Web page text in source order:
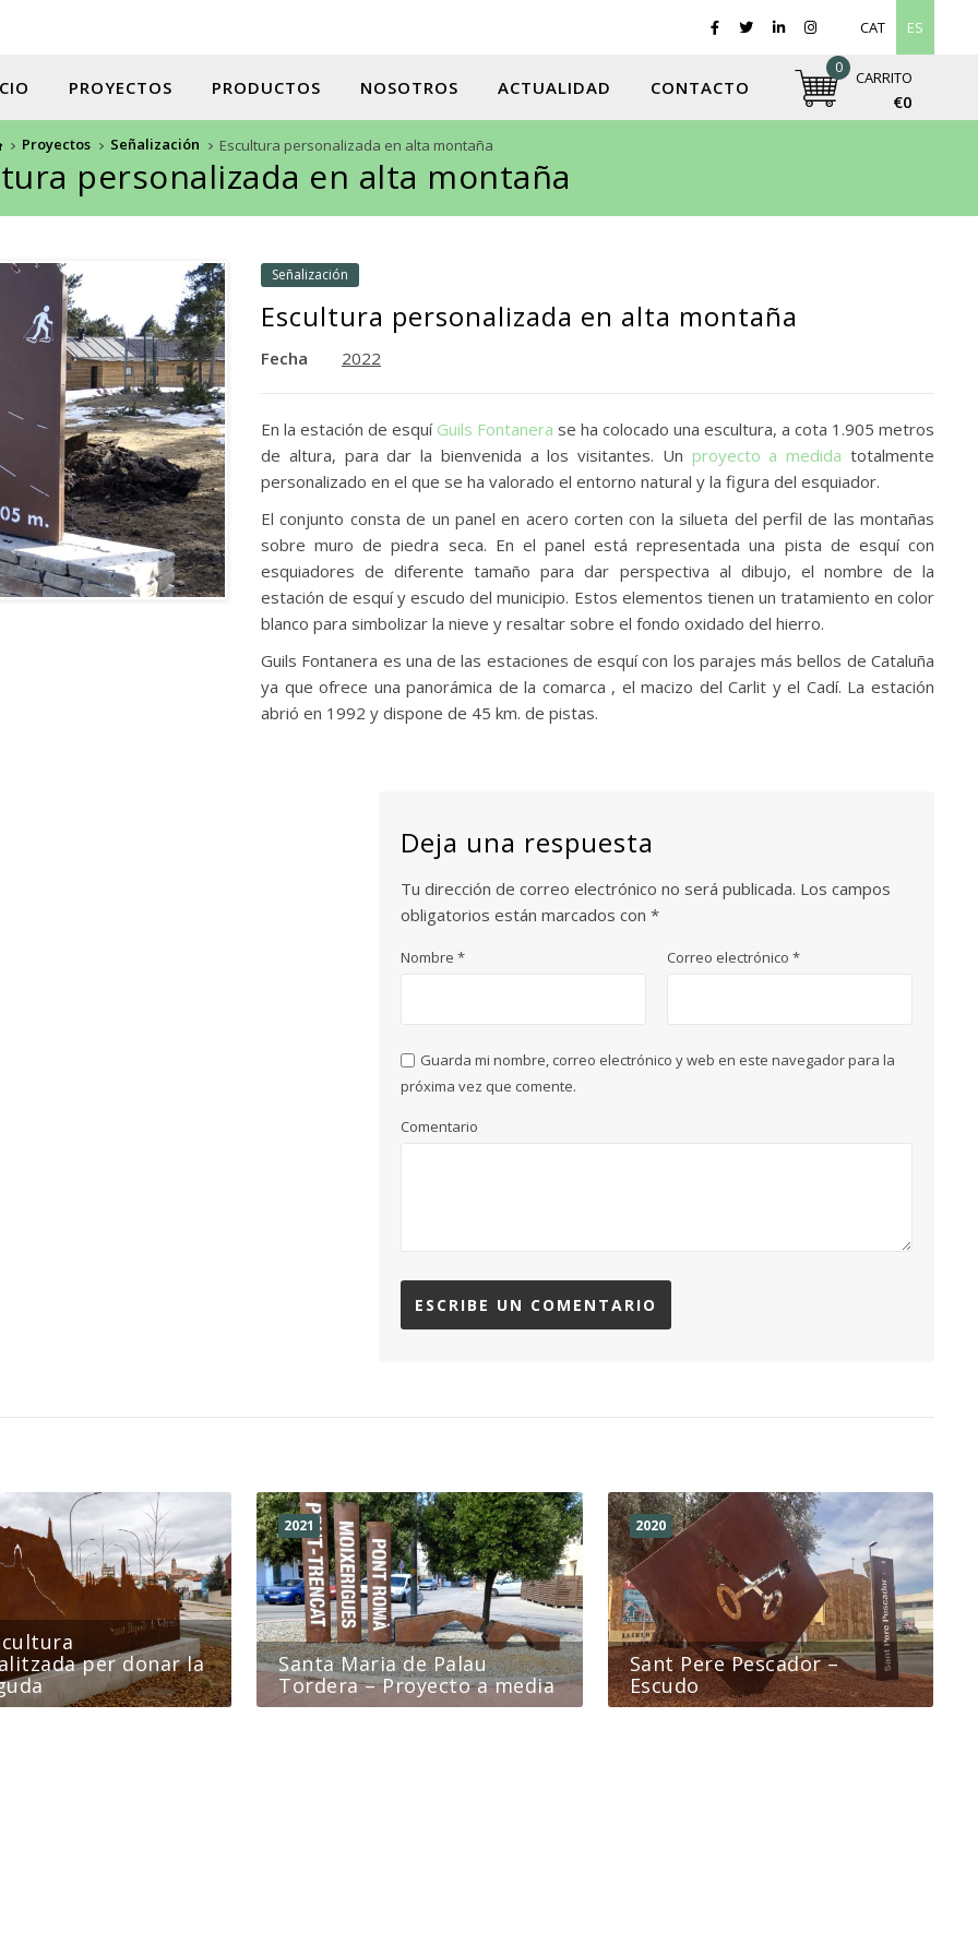
CAT ES
0
CARRITO
€0
PROYECTOS PRODUCTOS NOSOTROS ACTUALIDAD CONTACTO
Proyectos Señalización Escultura personalizada en alta montaña
personalizada en alta montaña
Señalización
Escultura personalizada en alta montaña
Fecha 2022
En la estación de esquí Guils Fontanera se ha colocado una escultura, a cota 1.905 metros
de altura, para dar la bienvenida a los visitantes. Un proyecto a medida totalmente
personalizado en el que se ha valorado el entorno natural y la figura del esquiador.
El conjunto consta de un panel en acero corten con la silueta del perfil de las montañas
sobre muro de piedra seca. En el panel está representada una pista de esquí con
esquiadores de diferente tamaño para dar perspectiva al dibujo, el nombre de la
estación de esquí y escudo del municipio. Estos elementos tienen un tratamiento en color
blanco para simbolizar la nieve y resaltar sobre el fondo oxidado del hierro.
Guils Fontanera es una de las estaciones de esquí con los parajes más bellos de Cataluña
ya que ofrece una panorámica de la comarca , el macizo del Carlit y el Cadí. La estación
abrió en 1992 y dispone de 45 km. de pistas.
Deja una respuesta
Tu dirección de correo electrónico no será publicada. Los campos
obligatorios están marcados con *
Nombre * Correo electrónico *
Guarda mi nombre, correo electrónico y web en este navegador para la
próxima vez que comente.
Comentario
per donar la
Santa Maria de Palau
Tordera – Proyecto a media
2021
Sant Pere Pescador –
Escudo
2020